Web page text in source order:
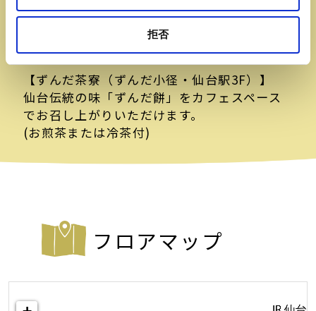
拒否
おすすめ品
ずんだ餅セット（喫茶）
【ずんだ茶寮（ずんだ小径・仙台駅3F）】
仙台伝統の味「ずんだ餅」をカフェスペース
でお召し上がりいただけます。
(お煎茶または冷茶付)
フロアマップ